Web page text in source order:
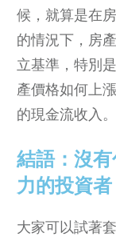
候，就算是在
的情況下，房
立基準，特別
產價格如何上
的現金流收入。
結語：沒
力的投資者
大家可以試著